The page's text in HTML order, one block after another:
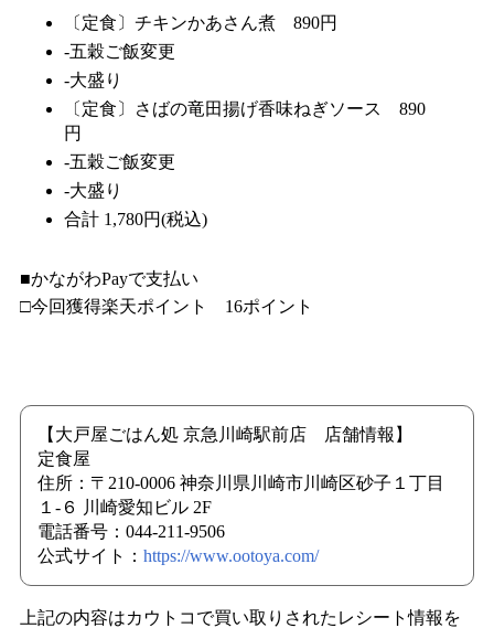
〔定食〕チキンかあさん煮 890円
-五穀ご飯変更
-大盛り
〔定食〕さばの竜田揚げ香味ねぎソース 890
円
-五穀ご飯変更
-大盛り
合計 1,780円(税込)
■かながわPayで支払い
□今回獲得楽天ポイント 16ポイント
【大戸屋ごはん処 京急川崎駅前店 店舗情報】
定食屋
住所：〒210-0006 神奈川県川崎市川崎区砂子１丁目
１-６ 川崎愛知ビル 2F
電話番号：044-211-9506
公式サイト： https://www.ootoya.com/
上記の内容はカウトコで買い取りされたレシート情報を